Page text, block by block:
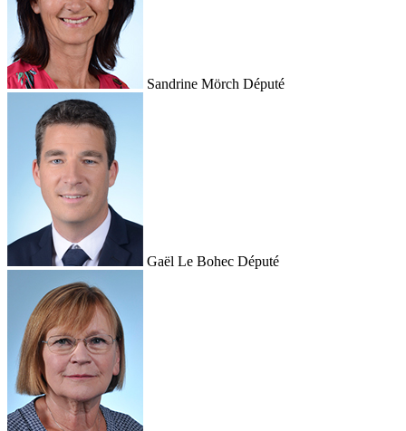
Sandrine Mörch Député
Gaël Le Bohec Député